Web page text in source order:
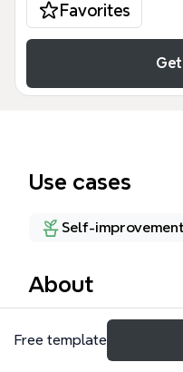
Favorites
Use cases
Self-
About
自我投资思维导图模板
产工具、爱情、心理安
Free template